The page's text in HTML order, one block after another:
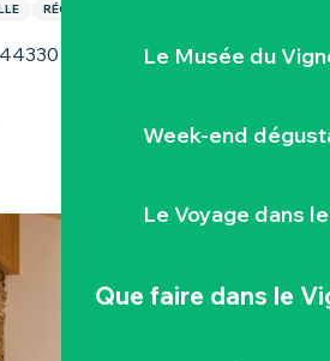
Le Musée du
Week-end
Le Voyage dans
Que faire dans le
RÉCEPTION / BANQUET
La Regrippière
favoris